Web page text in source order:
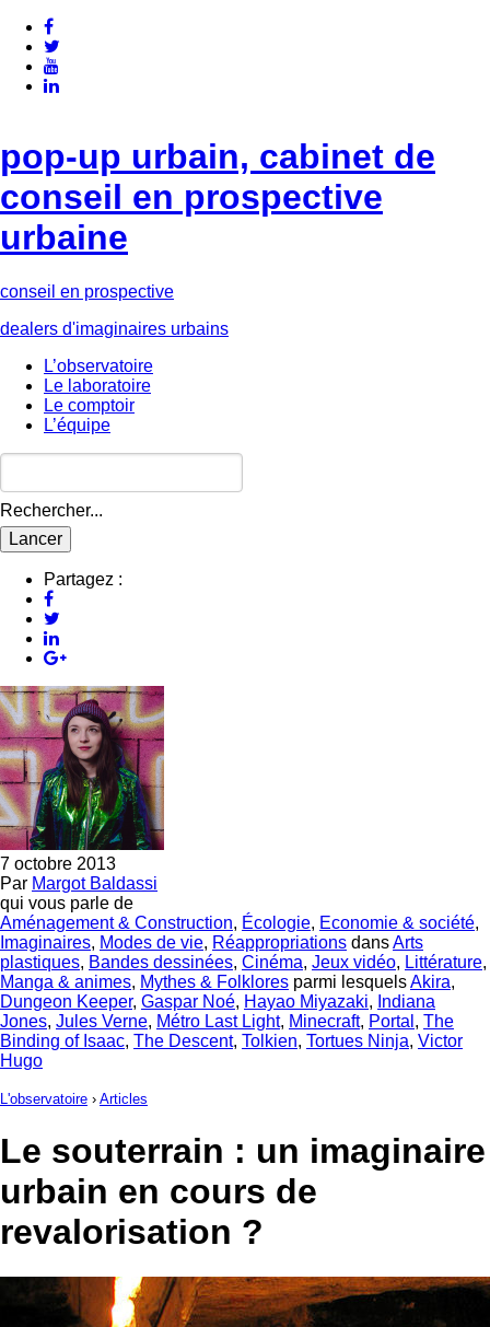
pop-up urbain, cabinet de
conseil en prospective
urbaine
conseil en prospective
dealers d'imaginaires urbains
L’observatoire
Le laboratoire
Le comptoir
L’équipe
Rechercher...
Partagez :
7 octobre 2013
Par Margot Baldassi
qui vous parle de
Aménagement & Construction, Écologie, Economie & société,
Imaginaires, Modes de vie, Réappropriations dansArts
plastiques, Bandes dessinées, Cinéma, Jeux vidéo, Littérature,
Manga & animes, Mythes & Folklores parmi lesquelsAkira,
Dungeon Keeper, Gaspar Noé, Hayao Miyazaki, Indiana
Jones, Jules Verne, Métro Last Light, Minecraft, Portal , The
Binding of Isaac, The Descent, Tolkien, Tortues Ninja, Victor
Hugo
L'observatoire › Articles
Le souterrain : un imaginaire
urbain en cours de
revalorisation ?